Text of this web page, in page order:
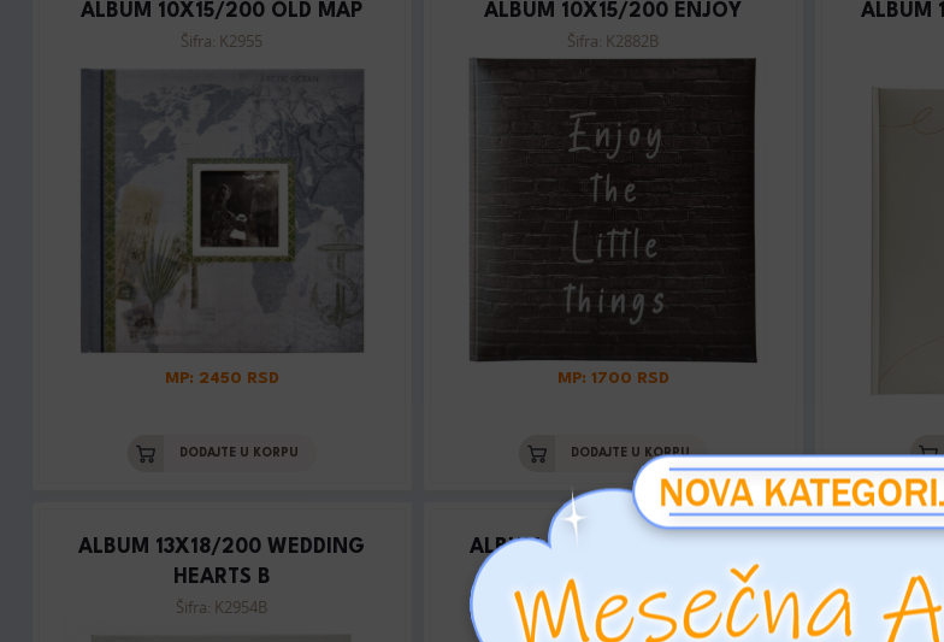
ALBUM 10X15/200 OLD MAP
Šifra: K2955
MP: 2450 RSD
DODAJTE U KORPU
ALBUM 10X15/200 ENJOY
Šifra: K2882B
MP: 1700 RSD
DODAJTE U KORPU
ALBUM
ALBUM 13X18/200 WEDDING
HEARTS B
Šifra: K2954B
ALBUM 13X18/200 WEDDING
Šifra: K2917_2